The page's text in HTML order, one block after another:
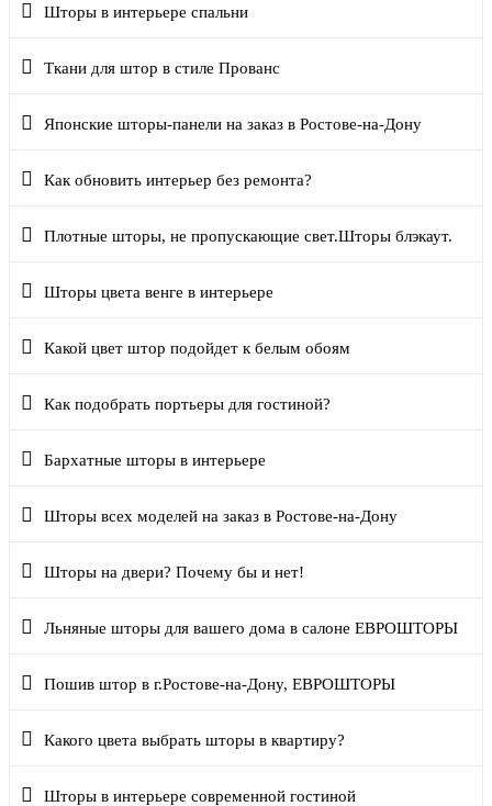
Шторы в интерьере спальни
Ткани для штор в стиле Прованс
Японские шторы-панели на заказ в Ростове-на-Дону
Как обновить интерьер без ремонта?
Плотные шторы, не пропускающие свет.Шторы блэкаут.
Шторы цвета венге в интерьере
Какой цвет штор подойдет к белым обоям
Как подобрать портьеры для гостиной?
Бархатные шторы в интерьере
Шторы всех моделей на заказ в Ростове-на-Дону
Шторы на двери? Почему бы и нет!
Льняные шторы для вашего дома в салоне ЕВРОШТОРЫ
Пошив штор в г.Ростове-на-Дону, ЕВРОШТОРЫ
Какого цвета выбрать шторы в квартиру?
Шторы в интерьере современной гостиной